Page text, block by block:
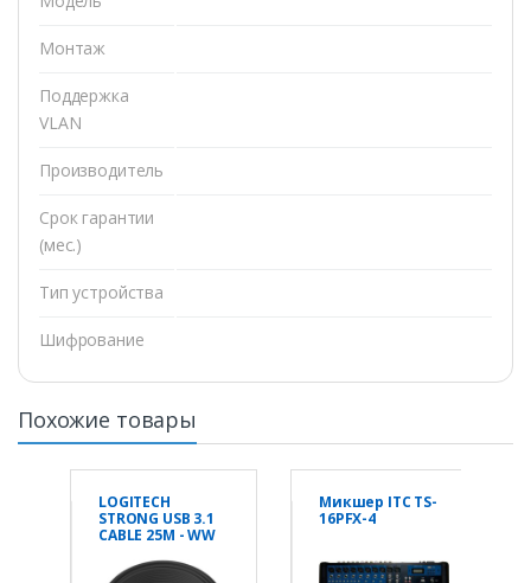
Монтаж
Поддержка
VLAN
Производитель
Срок гарантии
(мес.)
Тип устройства
Шифрование
Похожие товары
LOGITECH
STRONG USB 3.1
CABLE 25M - WW
Микшер ITC TS-
16PFX-4